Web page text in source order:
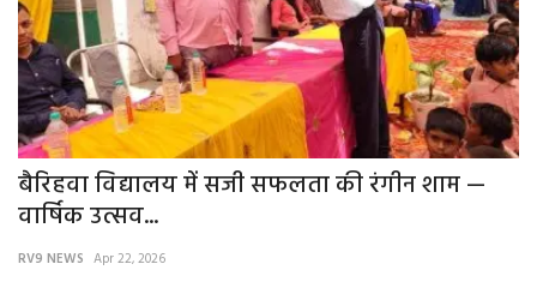
बैरिहवा विद्यालय में सजी सफलता की रंगीन शाम —
वार्षिक उत्सव...
RV9 NEWS Apr 22, 2026